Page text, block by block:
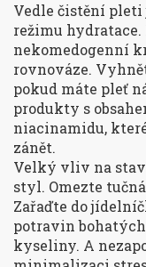
Vedle čistění pleti
režimu
nekomedogenní
rovnováze.
pokud máte pleť
produkty s
niacinamidu,
zánět.
Velký vliv na
styl. Omezte
Zařaďte do
potravin
kyseliny. A